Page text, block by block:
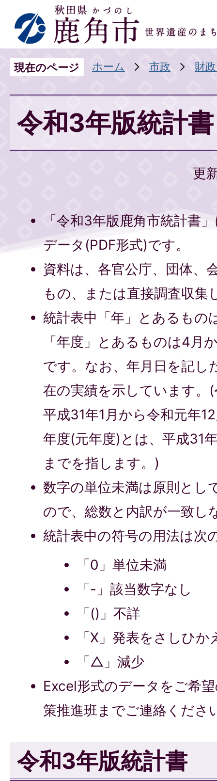
現在のページ ホーム 市政 財
令和3年版統計
更
「令和3年版鹿角市統計書
データ(PDF形式)です。
資料は、各官公庁、団体、
もの、または直接調査収集
統計表中「年」とあるもの
「年度」とあるものは4月
です。なお、年月日を記し
在の実績を示しています。
平成31年1月から令和元年
年度(元年度)とは、平成31
までを指します。)
数字の単位未満は原則とし
ので、総数と内訳が一致し
統計表中の符号の用法は次
「0」単位未満
「-」該当数字なし
「()」不詳
「X」発表をさしひ
「△」減少
Excel形式のデータをご希
策推進班までご連絡くださ
令和3年版統計書